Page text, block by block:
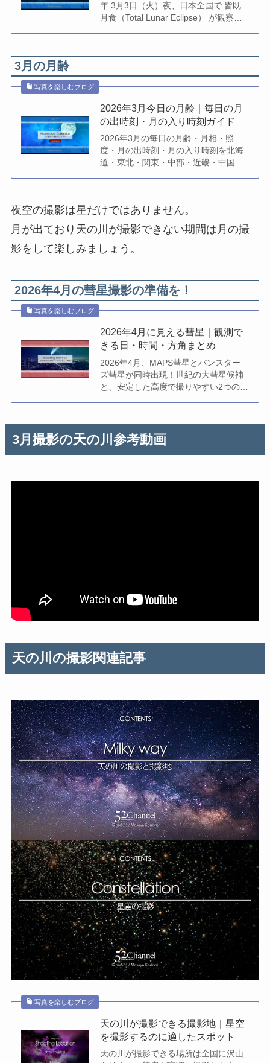
年 3月3日（火）夜、日本全国で 皆既
月食（Total Lunar Eclipse） が観察で
3月の月齢
写真を楽しむブログ
2026年3月今日の月齢｜毎日の月
の出時刻・月の入り時刻ガイド
2026年3月の毎日の月齢・月相・照
度・月の出時刻・月の入り時刻を北海
道・東北・関東・中部・近畿・中国・
夜空の撮影は星だけではありません。
月が出ており天の川が撮影できない期間は月の撮
影をして楽しみましょう。
2026年4月の彗星撮影の準備を！
写真を楽しむブログ
2026年4月に見える彗星｜観測で
きる日・時間・方角まとめ
2026年4月、MAPS彗星とパンスター
ズ彗星が同時出現！世紀の大彗星候補
と、安定した高度で撮りやすい2つの彗
3月撮影の天の川参考動画
天の川の撮影関連記事
写真を楽しむブログ
天の川が撮影できる撮影地｜星空
を撮影するのに適したスポット
天の川が撮影できる場所は全国に沢山